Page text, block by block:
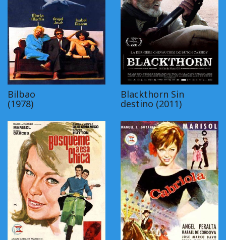
Bilbao
(1978)
Blackthorn Sin
destino (2011)